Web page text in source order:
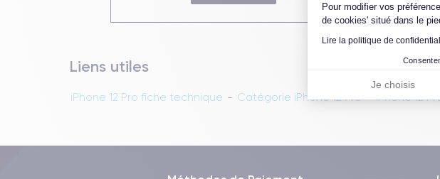
Pour modifier vos
de cookies' situé dans le
Lire la politique de
Je choisis
Liens utiles
iPhone 12 Pro fiche technique - Catégorie iPhone 12 Pro-iPhone 12